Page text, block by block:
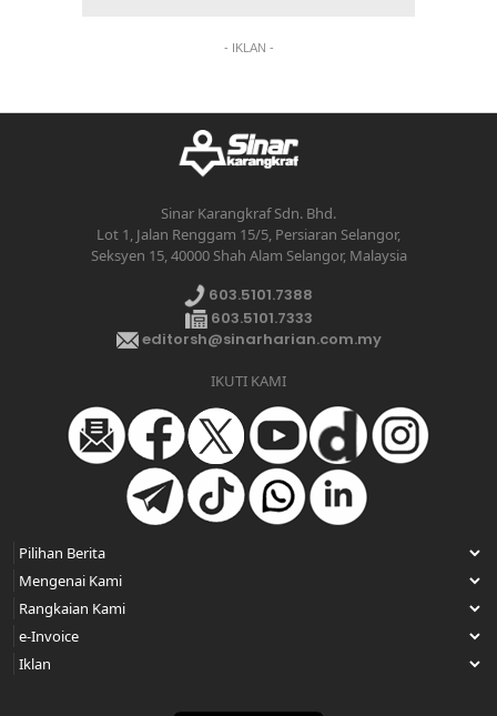
- IKLAN -
Sinar Karangkraf Sdn. Bhd.
Lot 1, Jalan Renggam 15/5, Persiaran Selangor,
Seksyen 15, 40000 Shah Alam Selangor, Malaysia
603.5101.7388
603.5101.7333
editorsh@sinarharian.com.my
IKUTI KAMI